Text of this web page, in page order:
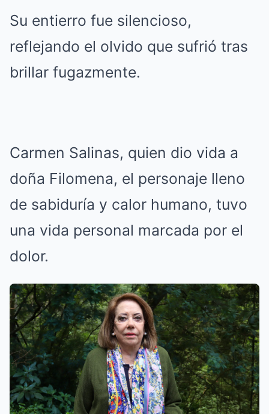
Su entierro fue silencioso,
reflejando el olvido que sufrió tras
brillar fugazmente.
Carmen Salinas, quien dio vida a
doña Filomena, el personaje lleno
de sabiduría y calor humano, tuvo
una vida personal marcada por el
dolor.